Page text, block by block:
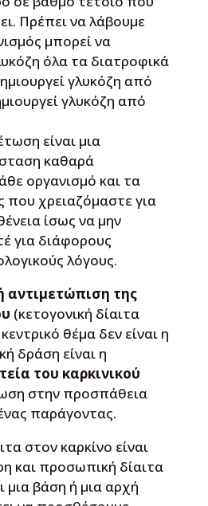
Πρέπει να λάβουμε
μπορεί να
όλα τα διατροφικά
γλυκόζη από
γλυκόζη από
είναι μια
καθαρά
οργανισμό και τα
που χρειαζόμαστε για
ίσως να μην
για διάφορους
λόγους.
αντιμετώπιση της
(κετογονική δίαιτα
θέμα δεν είναι η
δράση είναι η
του καρκινικού
στην προσπάθεια
παράγοντας.
στον καρκίνο είναι
και προσωπική δίαιτα
μια βάση ή μια αρχή